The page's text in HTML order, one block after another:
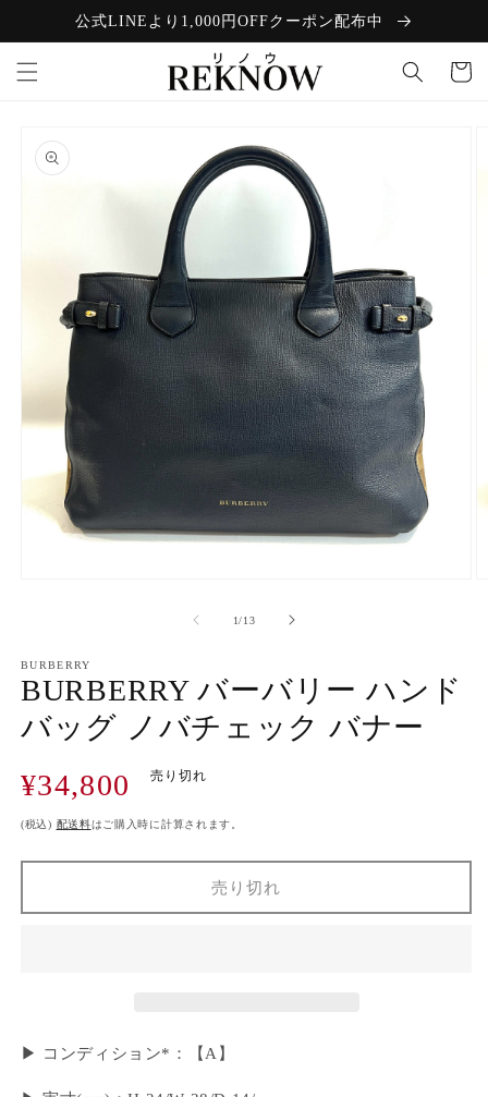
コンテン公式LINEより1,000円OFFクーポン配布中
カ
ー
にスキッ
プ
で
メ
デ
ィ
を
開
く
1/の
13
BURBERRY
BURBERRY バーバリー ハンド
バッグ ノバチェック バナー
通
常
価
¥34,800 売り切れ
(税込) 配送料はご購入時に計算されます。
売り切れ
▶ コンディション*：【A】